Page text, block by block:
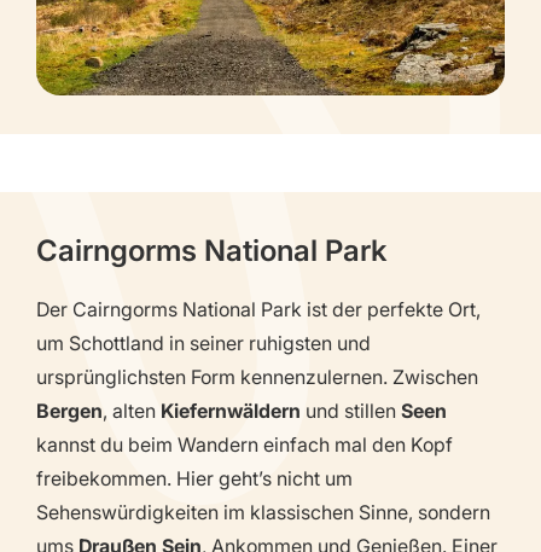
Cairngorms National Park
Der Cairngorms National Park ist der perfekte Ort,
um Schottland in seiner ruhigsten und
ursprünglichsten Form kennenzulernen. Zwischen
Bergen, alten Kiefernwäldern und stillen Seen
kannst du beim Wandern einfach mal den Kopf
freibekommen. Hier geht’s nicht um
Sehenswürdigkeiten im klassischen Sinne, sondern
ums Draußen Sein, Ankommen und Genießen. Einer